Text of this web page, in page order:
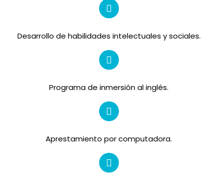
Desarrollo de habilidades intelectuales y sociales.
Programa de inmersión al inglés.
Aprestamiento por computadora.